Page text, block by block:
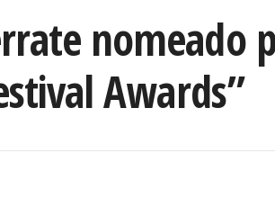
nomeado
Awards”